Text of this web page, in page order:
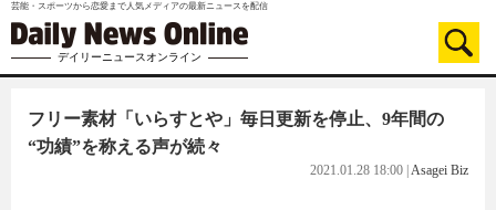
芸能・スポーツから恋愛まで人気メディアの最新ニュースを配信
デイリーニュースオンライン
フリー素材「いらすとや」毎日更新を停止、9年間の
“功績”を称える声が続々
2021.01.28 18:00 Asagei Biz